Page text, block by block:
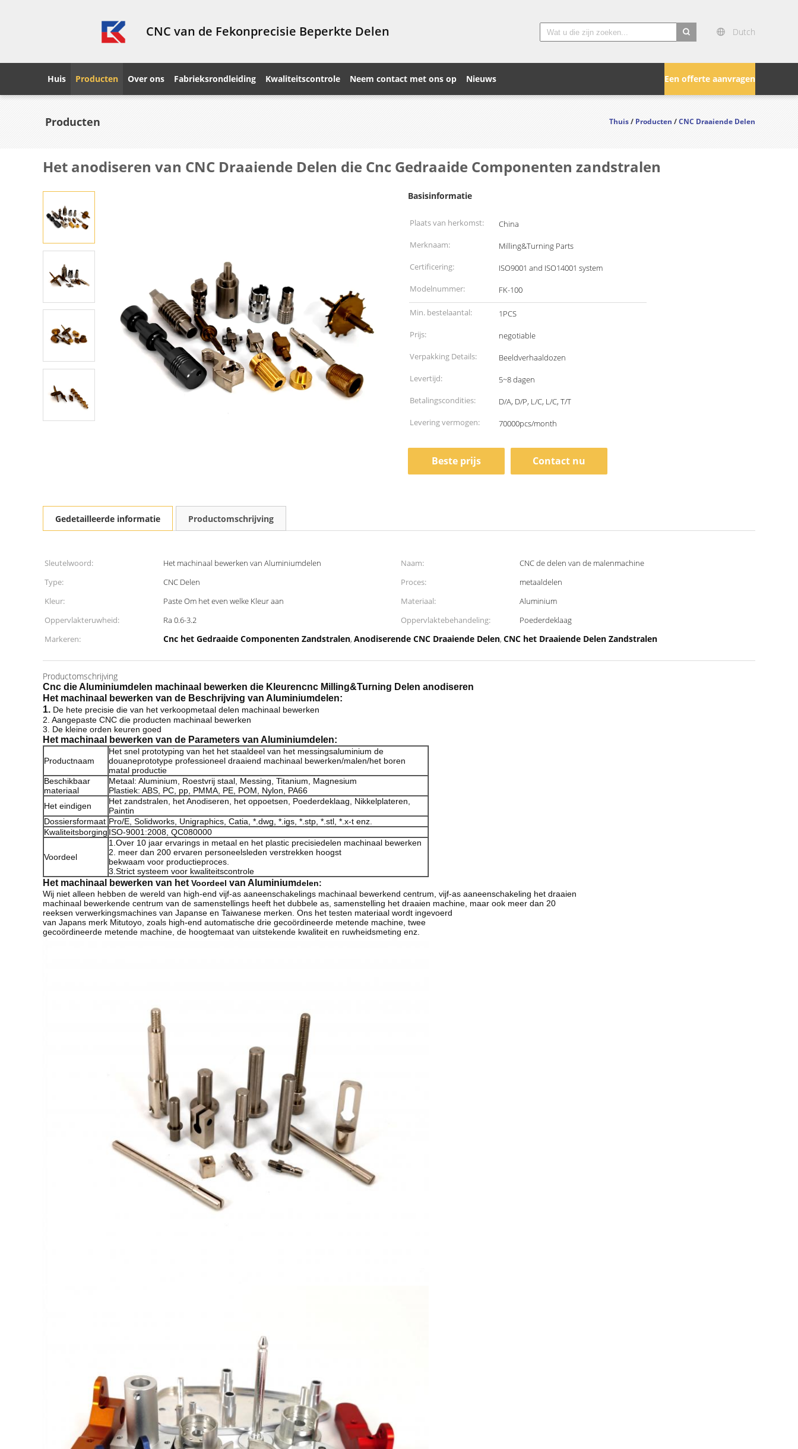
CNC van de Fekonprecisie Beperkte Delen Dutch
Een offerte aanvragen
Huis Producten Over ons Fabrieksrondleiding Kwaliteitscontrole Neem contact met ons op Nieuws
Producten Thuis/Producten/CNC Draaiende Delen
Het anodiseren van CNC Draaiende Delen die Cnc Gedraaide Componenten zandstralen
Basisinformatie
Plaats van herkomst:
China
Merknaam:
Milling&Turning Parts
Certificering:
ISO9001 and ISO14001 system
Modelnummer:
FK-100
Min. bestelaantal:
1PCS
Prijs:
negotiable
Verpakking Details:
Beeldverhaaldozen
Levertijd:
5~8 dagen
Betalingscondities:
D/A, D/P, L/C, L/C, T/T
Levering vermogen:
70000pcs/month
Beste prijs Contact nu
Gedetailleerde informatie Productomschrijving
Sleutelwoord: Het machinaal bewerken van Aluminiumdelen Naam:
CNC de delen van de malenmachine
Type:
CNC Delen Proces:
metaaldelen
Kleur:
Paste Om het even welke Kleur aan Materiaal:
Aluminium
Oppervlakteruwheid:
Ra 0.6-3.2 Oppervlaktebehandeling:
Poederdeklaag
Markeren:
Cnc het Gedraaide Componenten Zandstralen, Anodiserende CNC Draaiende Delen, CNC het Draaiende Delen Zandstralen
Productomschrijving
Cnc die Aluminiumdelen machinaal bewerken die Kleurencnc Milling&Turning Delen anodiseren
Het machinaal bewerken van de Beschrijving van Aluminiumdelen:
1. De hete precisie die van het verkoopmetaal delen machinaal bewerken
2. Aangepaste CNC die producten machinaal bewerken
3. De kleine orden keuren goed
Het machinaal bewerken van de Parameters van Aluminiumdelen:
Productnaam
Het snel prototyping van het het staaldeel van het messingsaluminium de
douaneprototype professioneel draaiend machinaal bewerken/malen/het boren
matal productie
Beschikbaar
materiaal
Metaal: Aluminium, Roestvrij staal, Messing, Titanium, Magnesium
Plastiek: ABS, PC, pp, PMMA, PE, POM, Nylon, PA66
Het eindigen
Het zandstralen, het Anodiseren, het oppoetsen, Poederdeklaag, Nikkelplateren,
Paintin
Dossiersformaat Pro/E, Solidworks, Unigraphics, Catia, *.dwg, *.igs, *.stp, *.stl, *.x-t enz.
Kwaliteitsborging ISO-9001:2008, QC080000
Voordeel
1.Over 10 jaar ervarings in metaal en het plastic precisiedelen machinaal bewerken
2. meer dan 200 ervaren personeelsleden verstrekken hoogst
bekwaam voor productieproces.
3.Strict systeem voor kwaliteitscontrole
Het machinaal bewerken van het Voordeel van Aluminiumdelen:
Wij niet alleen hebben de wereld van high-end vijf-as aaneenschakelings machinaal bewerkend centrum, vijf-as aaneenschakeling het draaien
machinaal bewerkende centrum van de samenstellings heeft het dubbele as, samenstelling het draaien machine, maar ook meer dan 20
reeksen verwerkingsmachines van Japanse en Taiwanese merken. Ons het testen materiaal wordt ingevoerd
van Japans merk Mitutoyo, zoals high-end automatische drie gecoördineerde metende machine, twee
gecoördineerde metende machine, de hoogtemaat van uitstekende kwaliteit en ruwheidsmeting enz.